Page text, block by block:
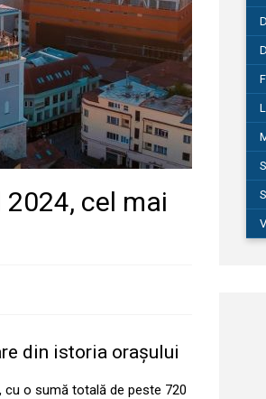
cel mai
din istoria orașului
cu o sumă totală de peste 720